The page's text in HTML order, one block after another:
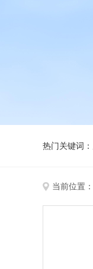
热门关键词：
当前位置：